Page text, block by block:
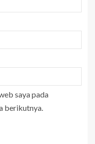
saya pada
berikutnya.